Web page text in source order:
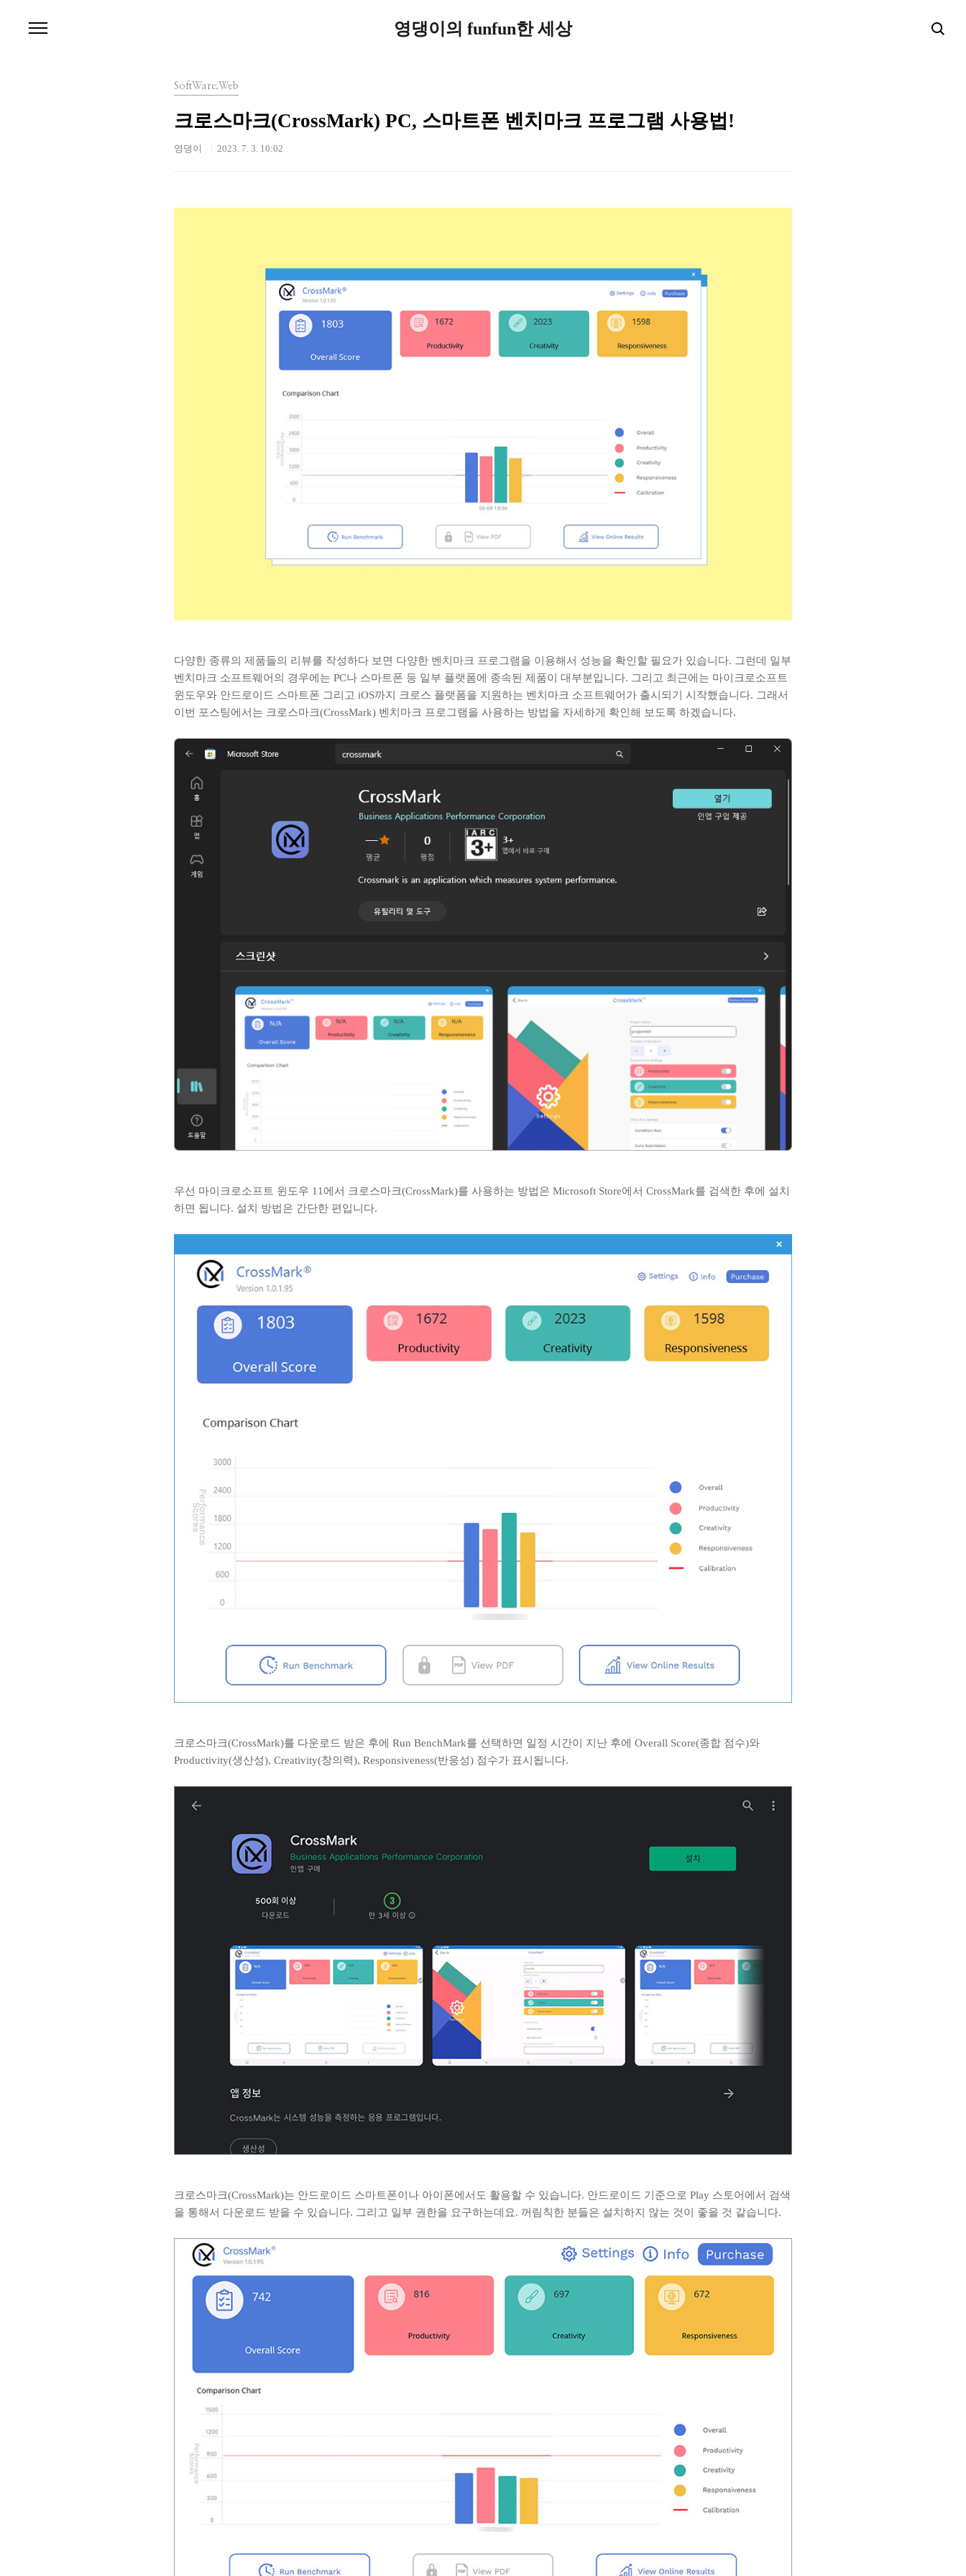
영댕이의 funfun한 세상
SoftWare.Web
크로스마크(CrossMark) PC, 스마트폰 벤치마크 프로그램 사용법!
영댕이 2023. 7. 3. 10:02
다양한 종류의 제품들의 리뷰를 작성하다 보면 다양한 벤치마크 프로그램을 이용해서 성능을 확인할 필요가 있습니다. 그런데 일부
벤치마크 소프트웨어의 경우에는 PC나 스마트폰 등 일부 플랫폼에 종속된 제품이 대부분입니다. 그리고 최근에는 마이크로소프트
윈도우와 안드로이드 스마트폰 그리고 iOS까지 크로스 플랫폼을 지원하는 벤치마크 소프트웨어가 출시되기 시작했습니다. 그래서
이번 포스팅에서는 크로스마크(CrossMark) 벤치마크 프로그램을 사용하는 방법을 자세하게 확인해 보도록 하겠습니다.
우선 마이크로소프트 윈도우 11에서 크로스마크(CrossMark)를 사용하는 방법은 Microsoft Store에서 CrossMark를 검색한 후에 설치
하면 됩니다. 설치 방법은 간단한 편입니다.
크로스마크(CrossMark)를 다운로드 받은 후에 Run BenchMark를 선택하면 일정 시간이 지난 후에 Overall Score(종합 점수)와
Productivity(생산성), Creativity(창의력), Responsiveness(반응성) 점수가 표시됩니다.
크로스마크(CrossMark)는 안드로이드 스마트폰이나 아이폰에서도 활용할 수 있습니다. 안드로이드 기준으로 Play 스토어에서 검색
을 통해서 다운로드 받을 수 있습니다. 그리고 일부 권한을 요구하는데요. 꺼림칙한 분들은 설치하지 않는 것이 좋을 것 같습니다.